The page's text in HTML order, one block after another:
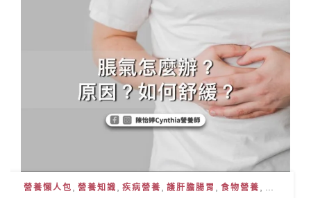
營養懶人包 營養知識 疾病營養 護肝膽腸胃 食物營養